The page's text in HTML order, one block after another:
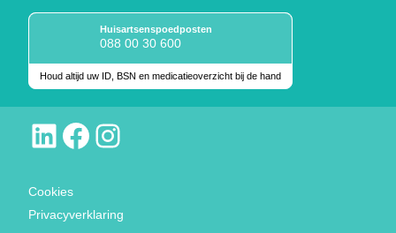
Huisartsenspoedposten
088 00 30 600
Houd altijd uw ID, BSN en medicatieoverzicht bij de hand
LinkedIn
Facebook
Instagram
Cookies
Privacyverklaring